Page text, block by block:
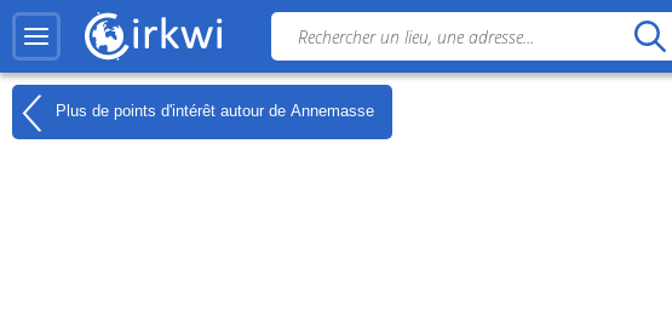
Plus de points d'intérêt autour de Annemasse